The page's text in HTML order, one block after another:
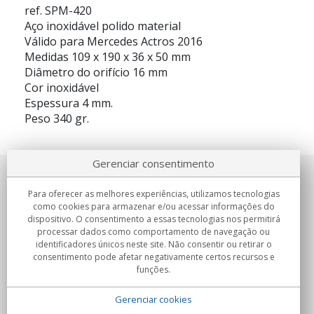
ref. SPM-420
Aço inoxidável polido material
Válido para Mercedes Actros 2016
Medidas 109 x 190 x 36 x 50 mm
Diâmetro do orifício 16 mm
Cor inoxidável
Espessura 4 mm.
Peso 340 gr.
Sobre nosotros
Compromissos
Compras
Gerenciar consentimento
Para oferecer as melhores experiências, utilizamos tecnologias
como cookies para armazenar e/ou acessar informações do
dispositivo. O consentimento a essas tecnologias nos permitirá
processar dados como comportamento de navegação ou
identificadores únicos neste site. Não consentir ou retirar o
consentimento pode afetar negativamente certos recursos e
funções.
Gerenciar cookies